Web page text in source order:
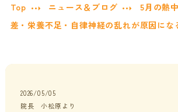
料金表・会員制度
Top ニュース＆ブログ
5月の熱
差・栄養不足・自律神経の乱れが原因にな
2026/05/05
院長 小松原より